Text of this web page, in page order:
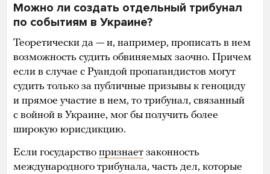
Можно ли создать отдельный трибунал
по событиям в Украине?
Теоретически да — и, например, прописать в нем
возможность судить обвиняемых заочно. Причем
если в случае с Руандой пропагандистов могут
судить только за публичные призывы к геноциду
и прямое участие в нем, то трибунал, связанный
с войной в Украине, мог бы получить более
широкую юрисдикцию.
Если государство признает законность
международного трибунала, часть дел, которые